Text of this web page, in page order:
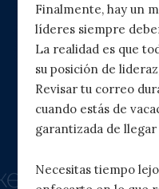
Finalmente, hay un
líderes siempre
La realidad es que
su posición de
Revisar tu correo
cuando estás de
garantizada de llegar
Necesitas tiempo